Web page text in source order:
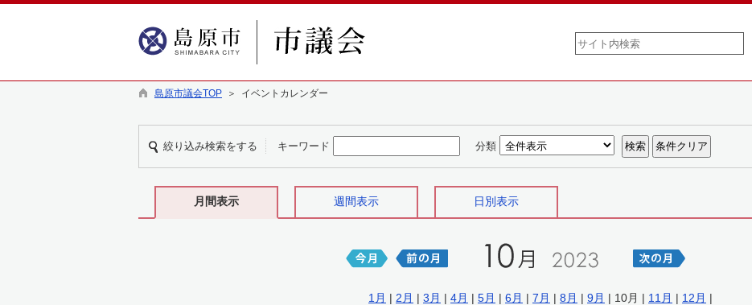
島原市議会TOP ＞ イベントカレンダー
絞り込み検索をする キーワード 分類
月間表示 週間表示 日別表示
1月 | 2月 | 3月 | 4月 | 5月 | 6月 | 7月 | 8月 | 9月 | 10月 | 11月 | 12月 |